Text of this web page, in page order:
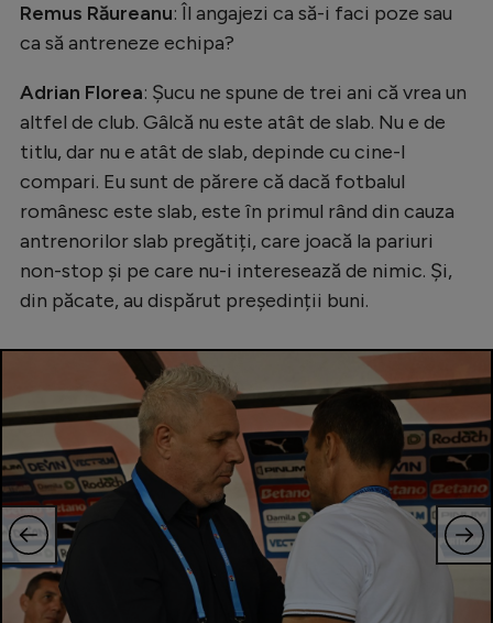
Creează cont
Remus Răureanu: Îl angajezi ca să-i faci poze sau
ca să antreneze echipa?
Adrian Florea: Șucu ne spune de trei ani că vrea un
altfel de club. Gâlcă nu este atât de slab. Nu e de
titlu, dar nu e atât de slab, depinde cu cine-l
compari. Eu sunt de părere că dacă fotbalul
românesc este slab, este în primul rând din cauza
antrenorilor slab pregătiți, care joacă la pariuri
non-stop și pe care nu-i interesează de nimic. Și,
din păcate, au dispărut președinții buni.